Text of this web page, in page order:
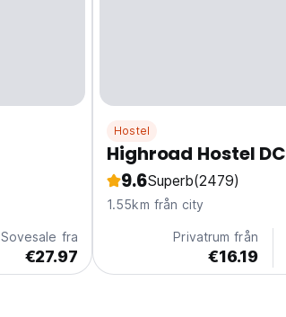
Sovesale fra
€27.97
Hostel
Highroad Hostel DC
9.6Superb(2479)
1.55km från city
Privatrum från
€16.19